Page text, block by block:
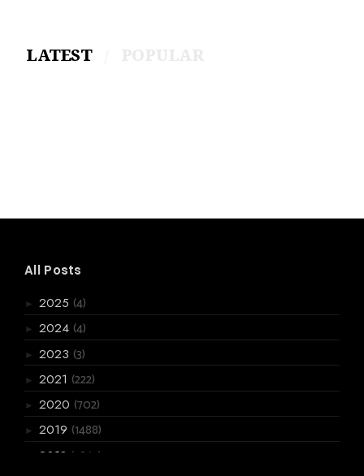
LATEST
All Posts
► 2025 (4)
► 2024 (4)
► 2023 (3)
► 2021 (222)
► 2020 (702)
► 2019 (1488)
2018 (3867)